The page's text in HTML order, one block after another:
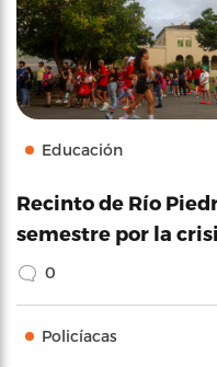
Educación
Recinto de Río
semestre por la
0
Policíacas